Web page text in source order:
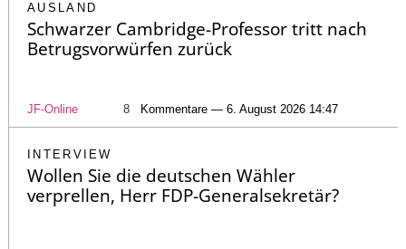
AUSLAND
Schwarzer Cambridge-Professor tritt nach
Betrugsvorwürfen zurück
JF-Online 8 Kommentare — 6. August 2026 14:47
INTERVIEW
Wollen Sie die deutschen Wähler
verprellen, Herr FDP-Generalsekretär?